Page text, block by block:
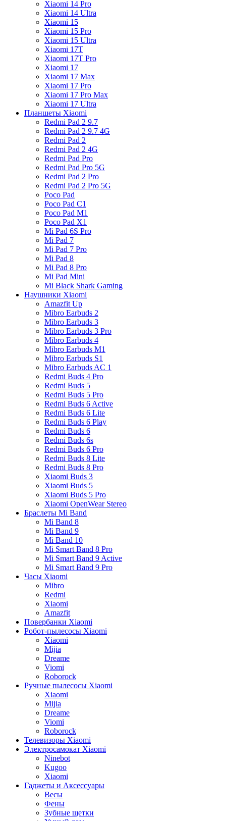
Xiaomi 14 Pro
Xiaomi 14 Ultra
Xiaomi 15
Xiaomi 15 Pro
Xiaomi 15 Ultra
Xiaomi 17T
Xiaomi 17T Pro
Xiaomi 17
Xiaomi 17 Max
Xiaomi 17 Pro
Xiaomi 17 Pro Max
Xiaomi 17 Ultra
Планшеты Xiaomi
Redmi Pad 2 9.7
Redmi Pad 2 9.7 4G
Redmi Pad 2
Redmi Pad 2 4G
Redmi Pad Pro
Redmi Pad Pro 5G
Redmi Pad 2 Pro
Redmi Pad 2 Pro 5G
Poco Pad
Poco Pad C1
Poco Pad M1
Poco Pad X1
Mi Pad 6S Pro
Mi Pad 7
Mi Pad 7 Pro
Mi Pad 8
Mi Pad 8 Pro
Mi Pad Mini
Mi Black Shark Gaming
Наушники Xiaomi
Amazfit Up
Mibro Earbuds 2
Mibro Earbuds 3
Mibro Earbuds 3 Pro
Mibro Earbuds 4
Mibro Earbuds M1
Mibro Earbuds S1
Mibro Earbuds AC 1
Redmi Buds 4 Pro
Redmi Buds 5
Redmi Buds 5 Pro
Redmi Buds 6 Active
Redmi Buds 6 Lite
Redmi Buds 6 Play
Redmi Buds 6
Redmi Buds 6s
Redmi Buds 6 Pro
Redmi Buds 8 Lite
Redmi Buds 8 Pro
Xiaomi Buds 3
Xiaomi Buds 5
Xiaomi Buds 5 Pro
Xiaomi OpenWear Stereo
Браслеты Mi Band
Mi Band 8
Mi Band 9
Mi Band 10
Mi Smart Band 8 Pro
Mi Smart Band 9 Active
Mi Smart Band 9 Pro
Часы Xiaomi
Mibro
Redmi
Xiaomi
Amazfit
Повербанки Xiaomi
Робот-пылесосы Xiaomi
Xiaomi
Mijia
Dreame
Viomi
Roborock
Ручные пылесосы Xiaomi
Xiaomi
Mijia
Dreame
Viomi
Roborock
Телевизоры Xiaomi
Электросамокат Xiaomi
Ninebot
Kugoo
Xiaomi
Гаджеты и Аксессуары
Весы
Фены
Зубные щетки